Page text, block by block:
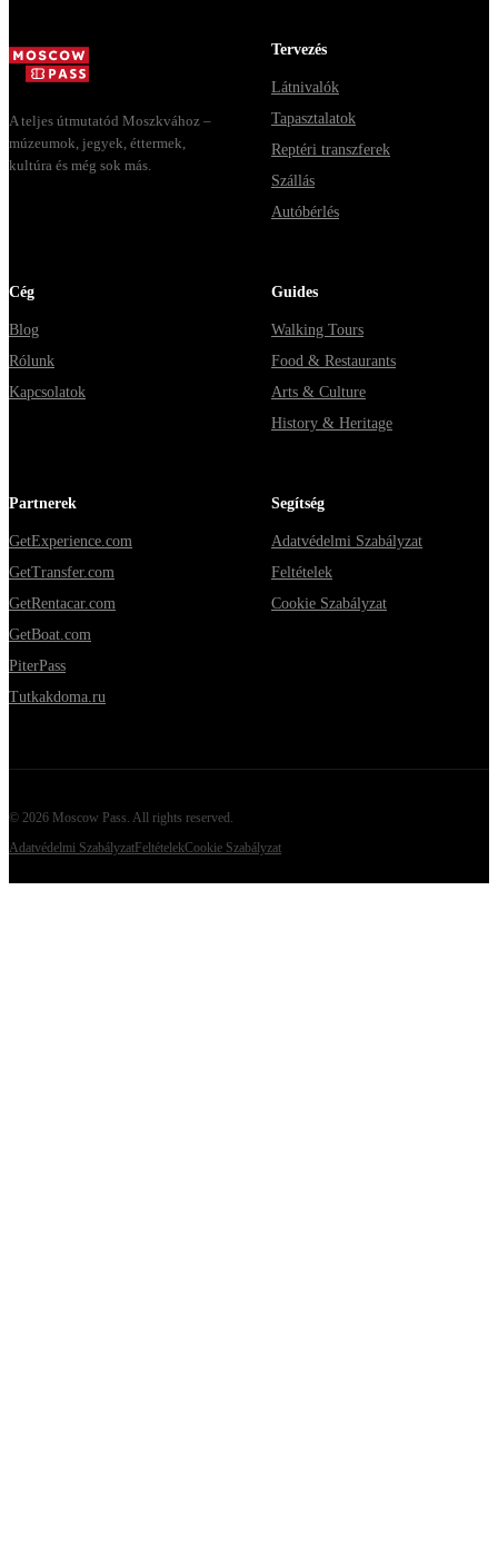
Владими...
A teljes útmutatód Moszkvához –
múzeumok, jegyek, éttermek,
kultúra és még sok más.
Tervezés
Látnivalók
Tapasztalatok
Reptéri transzferek
Szállás
Autóbérlés
Cég
Blog
Rólunk
Kapcsolatok
Guides
Walking Tours
Food & Restaurants
Arts & Culture
History & Heritage
Partnerek
GetExperience.com
GetTransfer.com
GetRentacar.com
GetBoat.com
PiterPass
Tutkakdoma.ru
Segítség
Adatvédelmi Szabályzat
Feltételek
Cookie Szabályzat
© 2026 Moscow Pass . All rights reserved.
Adatvédelmi SzabályzatFeltételekCookie Szabályzat